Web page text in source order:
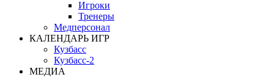
Игроки
Тренеры
Медперсонал
КАЛЕНДАРЬ ИГР
Кузбасс
Кузбасс-2
МЕДИА